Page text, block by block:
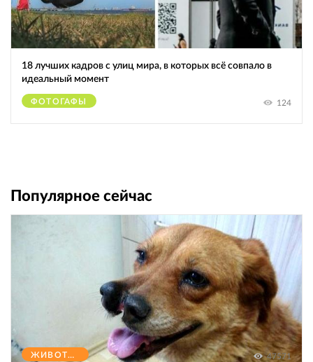
18 лучших кадров с улиц мира, в которых всё совпало в
идеальный момент
ФОТОГАФЫ 124
Популярное сейчас
ЖИВОТНЫЕ 47571